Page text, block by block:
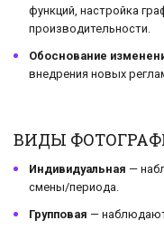
функций, настройка
производительности.
Обоснование
внедрения новых
ВИДЫ
Индивидуальная —
смены/периода.
Групповая —